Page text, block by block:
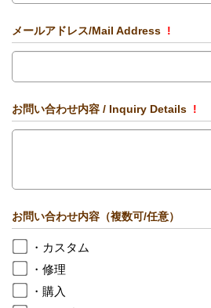
メールアドレス/Mail Address !
お問い合わせ内容 / Inquiry Details !
お問い合わせ内容（複数可/任意）
・カスタム
・修理
・購入